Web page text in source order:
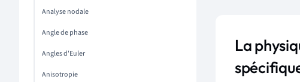
Analyse nodale
Angle de phase
Angles d'Euler
Anisotropie
La